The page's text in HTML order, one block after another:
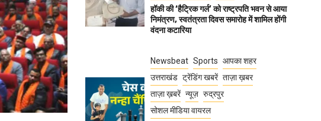
हॉकी की ‘हैट्रिक गर्ल’ को राष्ट्रपति भवन से आया
निमंत्रण, स्वतंत्रता दिवस समारोह में शामिल होंगी
वंदना कटारिया
Newsbeat Sports आपका शहर
उत्तराखंड ट्रेंडिंग खबरें ताज़ा ख़बर
ताज़ा ख़बरें न्यूज़ रुद्रपुर
सोशल मीडिया वायरल